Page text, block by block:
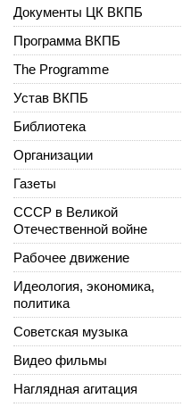
Документы ЦК ВКПБ
Программа ВКПБ
The Programme
Устав ВКПБ
Библиотека
Организации
Газеты
СССР в Великой
Отечественной войне
Рабочее движение
Идеология, экономика,
политика
Советская музыка
Видео фильмы
Наглядная агитация